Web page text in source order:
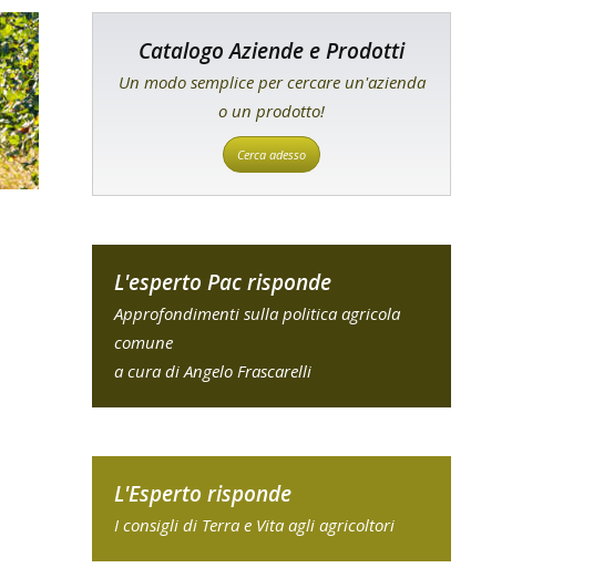
Catalogo Aziende e Prodotti
Un modo semplice per cercare un'azienda
o un prodotto!
Cerca adesso
L'esperto Pac risponde
Approfondimenti sulla politica agricola
comune
a cura di Angelo Frascarelli
L'Esperto risponde
I consigli di Terra e Vita agli agricoltori